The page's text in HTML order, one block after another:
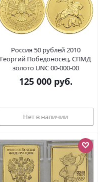
Россия 50 рублей 2010
Георгий Победоносец, СПМД
золото UNC 00-000-00
125 000руб.
Нет в наличии